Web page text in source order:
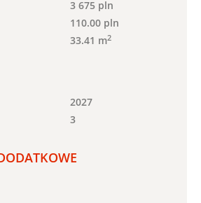
3 675 pln
110.00 pln
33.41 m2
2027
3